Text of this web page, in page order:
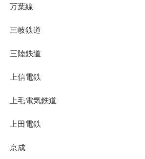
万葉線
三岐鉄道
三陸鉄道
上信電鉄
上毛電気鉄道
上田電鉄
京成